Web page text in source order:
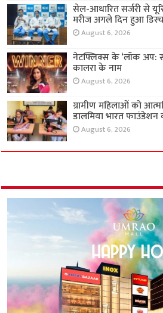
सेल-आधारित सर्जरी से
मरीज अगले दिन हुआ
August 6, 2026
नेटफ्लिक्स के ‘लॉक अप:
कालरा के नाम
August 6, 2026
ग्रामीण महिलाओं को
डालमिया भारत
August 6, 2026